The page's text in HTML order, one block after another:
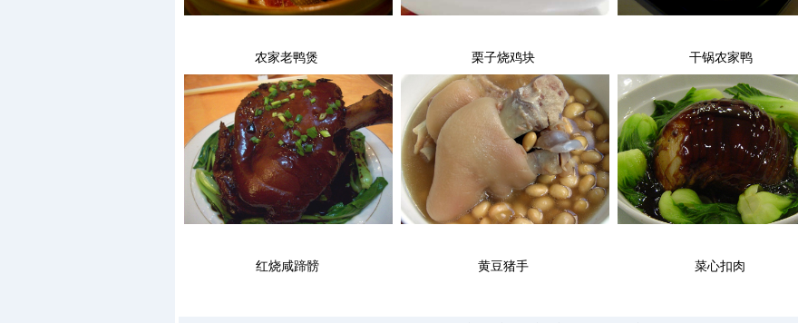
农家老鸭煲 栗子烧鸡块 干锅农家鸭
红烧咸蹄髈 黄豆猪手 菜心扣肉